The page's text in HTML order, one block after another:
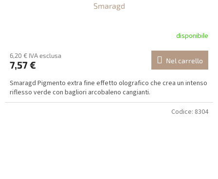
Smaragd
disponibile
6,20 € IVA esclusa
7,57 € Nel carrello
Smaragd Pigmento extra fine effetto olografico che crea un intenso
riflesso verde con bagliori arcobaleno cangianti.
Codice: 8304